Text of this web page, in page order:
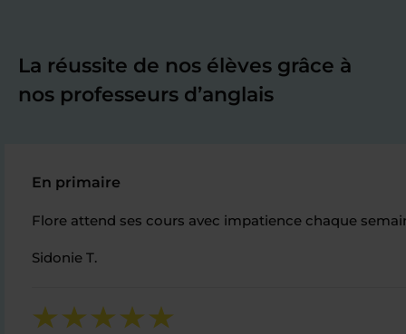
La réussite de nos élèves grâce à
nos professeurs d’anglais
En primaire
Flore attend ses cours avec impatience chaque
Sidonie T.